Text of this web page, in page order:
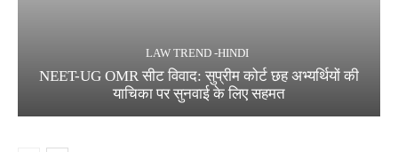
LAW TREND -HINDI
NEET-UG OMR सीट विवाद: सुप्रीम कोर्ट छह अभ्यर्थियों की
याचिका पर सुनवाई के लिए सहमत